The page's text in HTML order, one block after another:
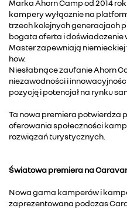
Marka Ahorn Camp od 2014
kampery wyłącznie na
trzech kolejnych generacjach
bogata oferta i doświadczenie
Master zapewniają
how.
Niesłabnące zaufanie Ahorn
niezawodności i
pozycję i potencjał na rynku
Ta nowa premiera potwierdza
oferowania społeczności
rozwiązań turystycznych.
Światowa premiera na
Nowa gama kamperów i
zaprezentowana podczas